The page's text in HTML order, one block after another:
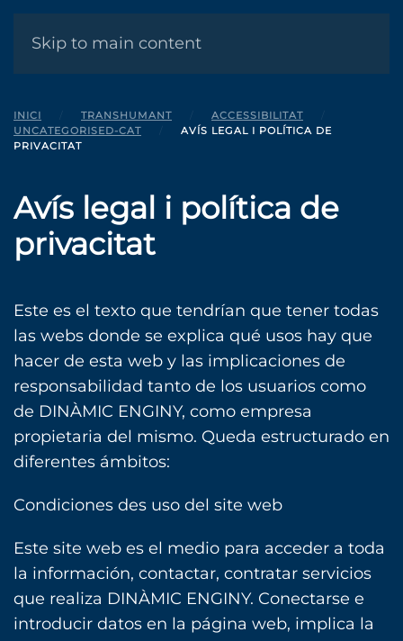
Skip to main content
INICI TRANSHUMANT
ACCESSIBILITAT
UNCATEGORISED-CAT
AVÍS LEGAL I POLÍTICA DE
PRIVACITAT
Avís legal i política de
privacitat
Este es el texto que tendrían que tener todas
las webs donde se explica qué usos hay que
hacer de esta web y las implicaciones de
responsabilidad tanto de los usuarios como
de DINÀMIC ENGINY, como empresa
propietaria del mismo. Queda estructurado en
diferentes ámbitos:
Condiciones des uso del site web
Este site web es el medio para acceder a toda
la información, contactar, contratar servicios
que realiza DINÀMIC ENGINY. Conectarse e
introducir datos en la página web, implica la